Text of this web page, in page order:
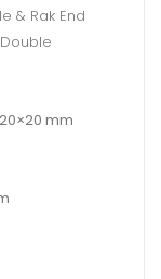
& Rak End
20×20 mm